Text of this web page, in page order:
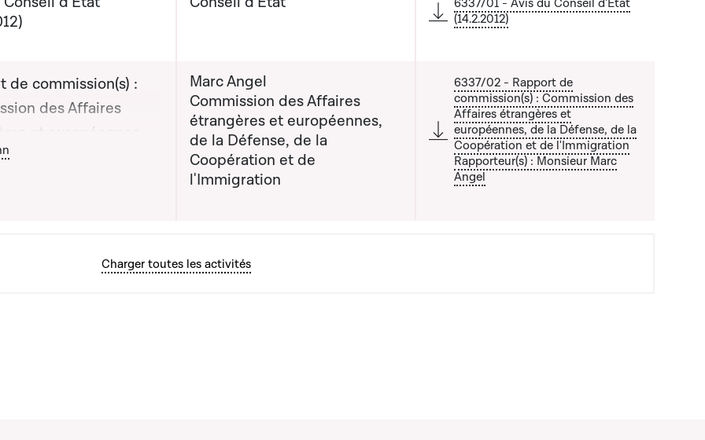
: 05-03-2012
(14.2.2012)
de commission(s) :
des Affaires
et européennes,
de la
: Monsieur Marc
graphique servant à afficher ou cacher tous les éléments de la liste qui précède
Marc Angel
Commission des Affaires
étrangères et européennes,
de la Défense, de la
Coopération et de
l'Immigration
6337/02 - Rapport de
commission(s) : Commission des
Affaires étrangères et
européennes, de la Défense, de la
Coopération et de l'Immigration
Rapporteur(s) : Monsieur Marc
Angel
Charger toutes les activités